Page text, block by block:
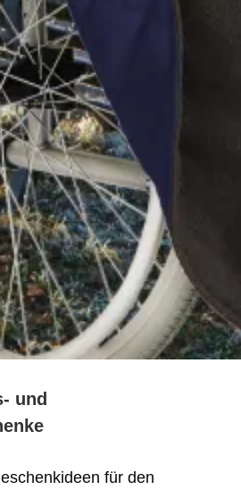
und
für den